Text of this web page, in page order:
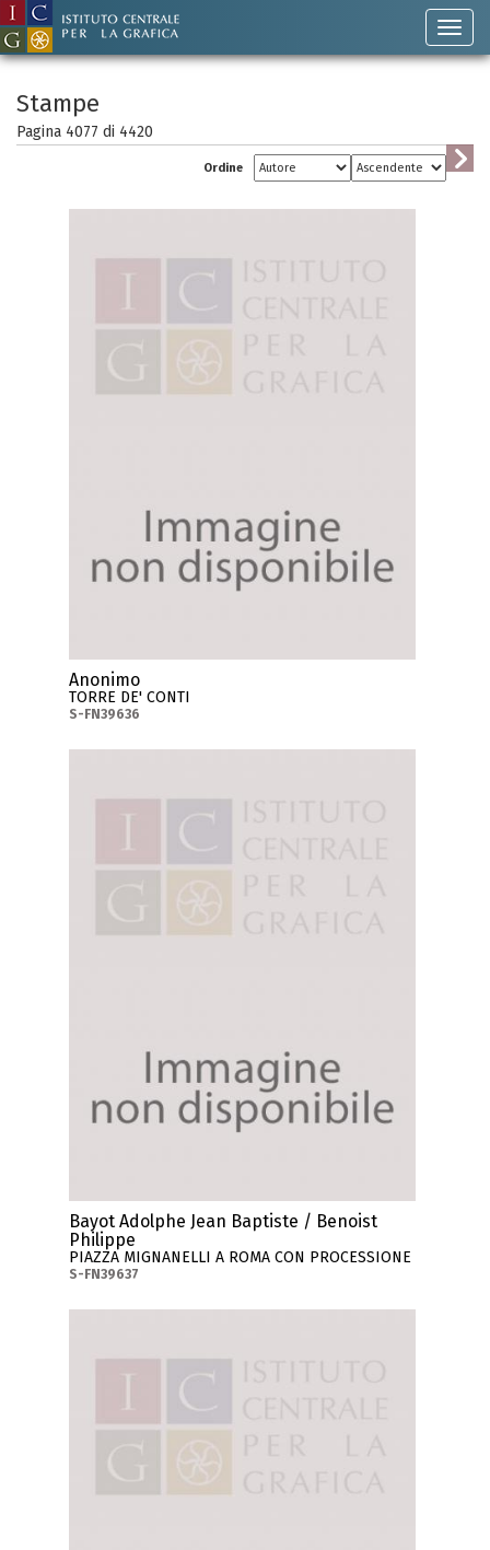
Stampe
Pagina 4077 di 4420
Ordine
Anonimo
TORRE DE' CONTI
S-FN39636
Bayot Adolphe Jean Baptiste / Benoist
Philippe
PIAZZA MIGNANELLI A ROMA CON PROCESSIONE
S-FN39637